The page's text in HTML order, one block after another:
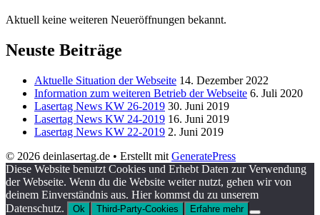
Aktuell keine weiteren Neueröffnungen bekannt.
Neuste Beiträge
Aktuelle Situation der Webseite 14. Dezember 2022
Information zum weiteren Betrieb der Webseite 6. Juli 2020
Lasertag News KW 26-2019 30. Juni 2019
Lasertag News KW 24-2019 16. Juni 2019
Lasertag News KW 22-2019 2. Juni 2019
© 2026 deinlasertag.de • Erstellt mit GeneratePress
Diese Website benutzt Cookies und Erhebt Daten zur Verwendung
der Webseite. Wenn du die Website weiter nutzt, gehen wir von
deinem Einverständnis aus. Hier kommst du zu unserem
Datenschutz.
Ok Third-Party-Cookies Erfahre mehr